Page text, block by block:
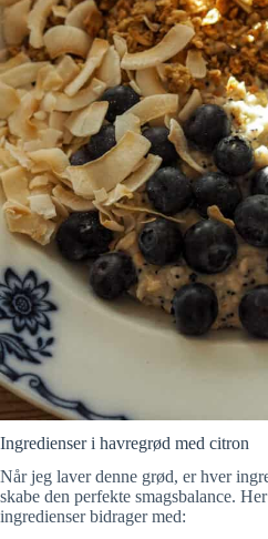
Ingredienser i havregrød med citron
Når jeg laver denne grød, er hver
skabe den perfekte smagsbalance.
ingredienser bidrager med: